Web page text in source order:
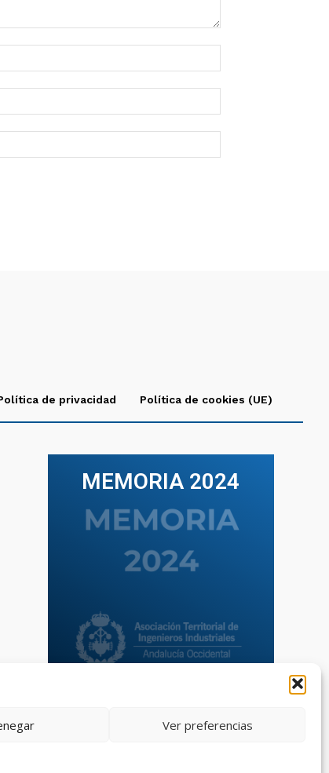
Ver preferencias
de privacidad Política de cookies (UE)
MEMORIA 2024